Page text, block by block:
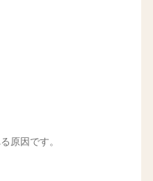
原因です。